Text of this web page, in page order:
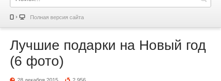
Полная версия сайта
Лучшие подарки на Новый год
(6 фото)